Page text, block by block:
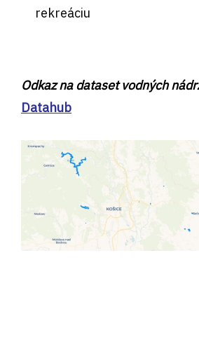
rekreáciu
Odkaz na dataset vodných
Datahub